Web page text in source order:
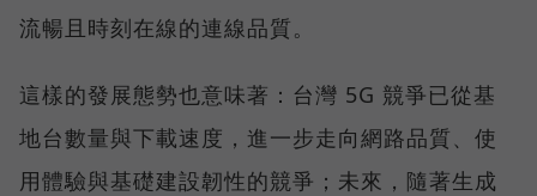
流暢且時刻在線的連線品質。
這樣的發展態勢也意味著：台灣 5G 競爭已從基
地台數量與下載速度，進一步走向網路品質、使
用體驗與基礎建設韌性的競爭；未來，隨著生成